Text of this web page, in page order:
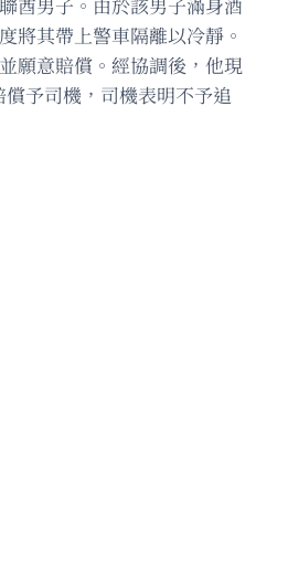
將其帶上警車隔離以冷靜。
願意賠償。經協調後，他現
予司機，司機表明不予追